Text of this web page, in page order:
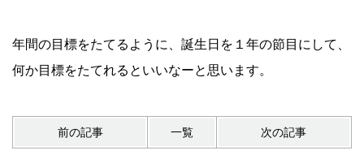
年間の目標をたてるように、誕生日を１年の節目にして、
何か目標をたてれるといいなーと思います。
前の記事 一覧 次の記事